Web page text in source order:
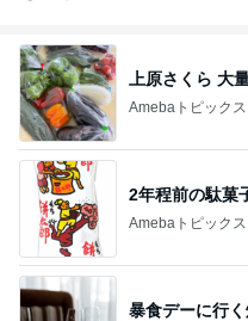
上原さくら 大
Amebaトピックス
2年程前の駄菓
Amebaトピックス
暴食デーに行